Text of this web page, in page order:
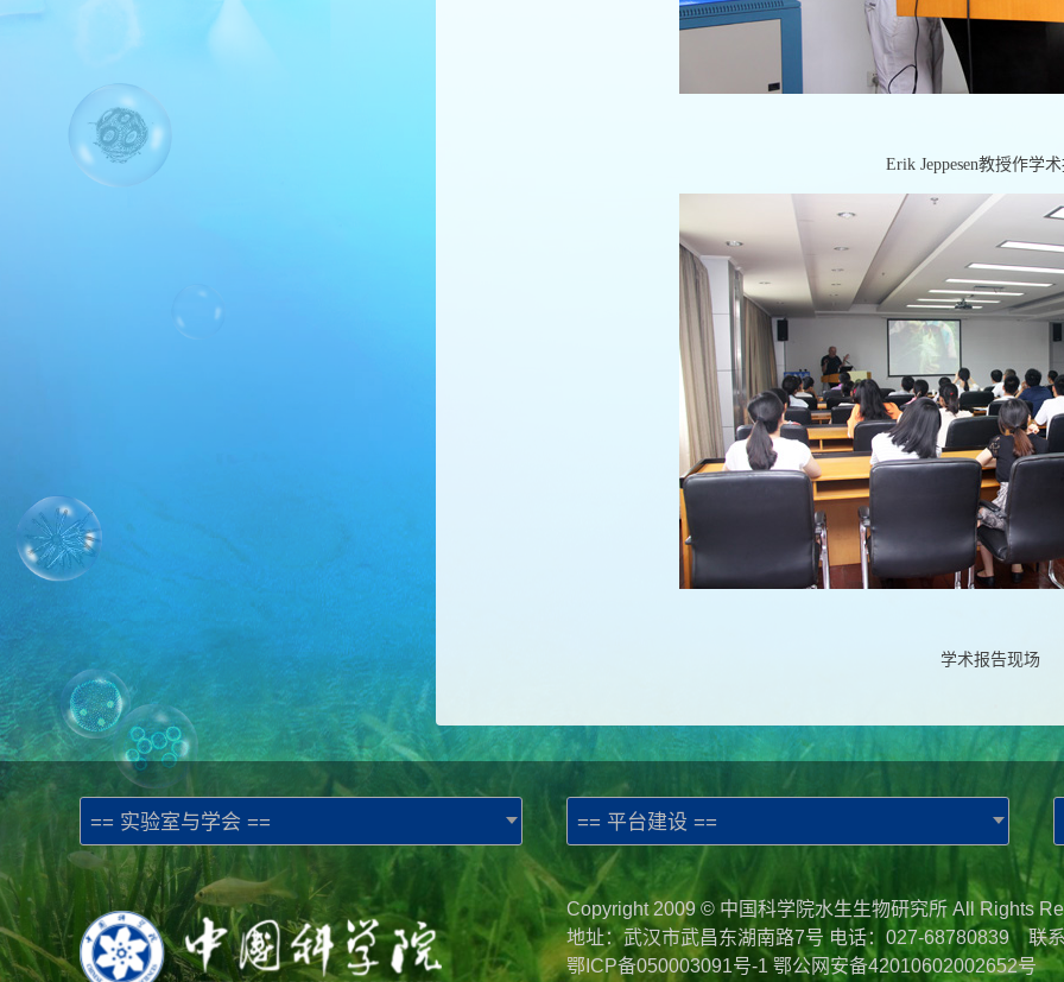
Erik Jeppesen教授作学
学术报告现场
== 实验室与学会 == == 平台建设 ==
Copyright 2009 © 中国科学院水生生物研究所 All Rights
地址：武汉市武昌东湖南路7号 电话：027-68780839 联
鄂ICP备050003091号-1 鄂公网安备42010602002652号